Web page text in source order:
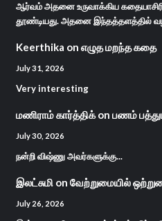
ஆர்வம் அதனை உருவாக்கிய
தூண்டியது. அதனை இந்தத்தளத்தில்
Keerthika on எழுத மறந்த கதை
July 31, 2026
Very interesting
மணிராம் கார்த்திக்on பணம்
July 30, 2026
நன்றி விஷ்ணு அவர்களுக்கு...
இலட்சுமி on வேற்றுமையில்
July 26, 2026